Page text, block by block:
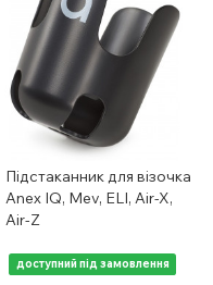
Підстаканник для візочка
Anex IQ, Mev, ELI, Air-X,
Air-Z
доступний під замовлення